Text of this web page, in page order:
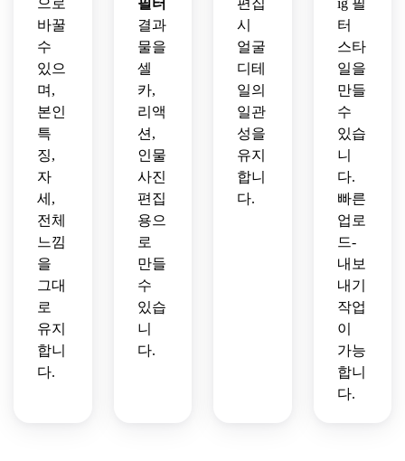
으로
바꿀
수
있으
며,
본인
특
징,
자
세,
전체
느낌
을
그대
로
유지
합니
다.
필터
결과
물을
셀
카,
리액
션,
인물
사진
편집
용으
로
만들
수
있습
니
다.
편집
시
얼굴
디테
일의
일관
성을
유지
합니
다.
ig 필
터
스타
일을
만들
수
있습
니
다.
빠른
업로
드-
내보
내기
작업
이
가능
합니
다.